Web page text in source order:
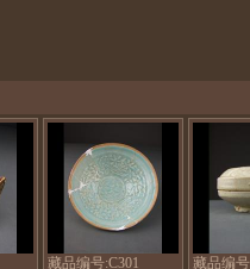
藏品编号:C301 藏品编